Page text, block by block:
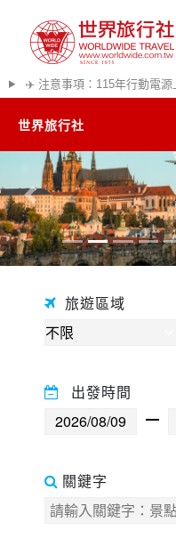
✈️ 注意事項：115年行動電源
世界旅行社
精彩越南
熱門韓國
超夯日本
世界臻旅
歐洲之旅
往前
旅遊區域
出發時間
關鍵字